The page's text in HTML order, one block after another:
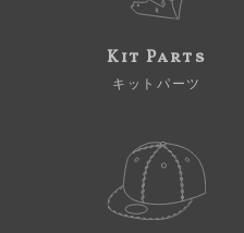
Kit Parts
キットパーツ